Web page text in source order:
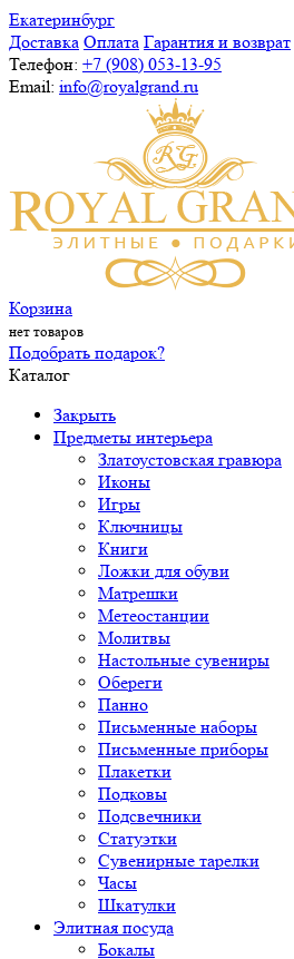
Екатеринбург
Доставка Оплата Гарантия и возврат
Телефон: +7 (908) 053-13-95
Email: info@royalgrand.ru
Корзина
нет товаров
Подобрать подарок?
Каталог
Закрыть
Предметы интерьера
Златоустовская гравюра
Иконы
Игры
Ключницы
Книги
Ложки для обуви
Матрешки
Метеостанции
Молитвы
Настольные сувениры
Обереги
Панно
Письменные наборы
Письменные приборы
Плакетки
Подковы
Подсвечники
Статуэтки
Сувенирные тарелки
Часы
Шкатулки
Элитная посуда
Бокалы